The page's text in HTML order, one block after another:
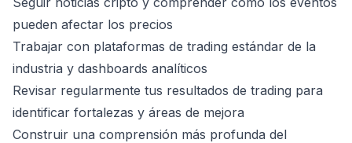
pueden afectar los precios
Trabajar con plataformas de trading estándar de la
industria y dashboards analíticos
Revisar regularmente tus resultados de trading para
identificar fortalezas y áreas de mejora
Construir una comprensión más profunda del